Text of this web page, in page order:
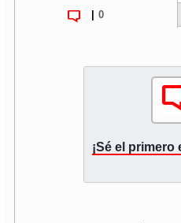
0
¡Sé el primero